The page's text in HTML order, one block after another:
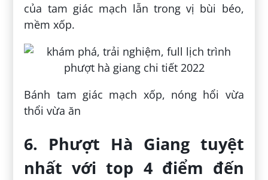
của tam giác mạch lẫn trong vị bùi béo,
mềm xốp.
Bánh tam giác mạch xốp, nóng hổi vừa
thổi vừa ăn
6. Phượt Hà Giang tuyệt
nhất với top 4 điểm đến